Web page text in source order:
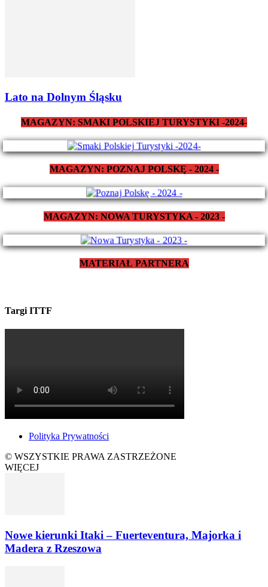
Lato na Dolnym Śląsku
MAGAZYN: SMAKI POLSKIEJ TURYSTYKI -2024-
MAGAZYN: POZNAJ POLSKĘ - 2024 -
MAGAZYN: NOWA TURYSTYKA - 2023 -
MATERIAŁ PARTNERA
Targi ITTF
Polityka Prywatności
© WSZYSTKIE PRAWA ZASTRZEŻONE
WIĘCEJ
Nowe kierunki Itaki – Fuerteventura, Majorka i
Madera z Rzeszowa